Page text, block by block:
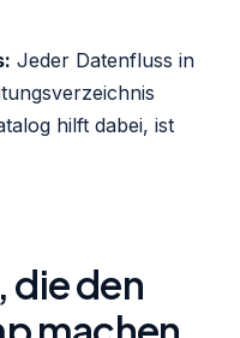
Jeder Datenfluss in
hilft dabei, ist
die den